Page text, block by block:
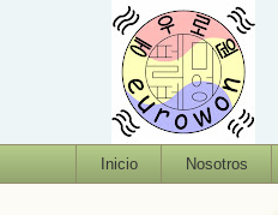
Inicio Nosotros